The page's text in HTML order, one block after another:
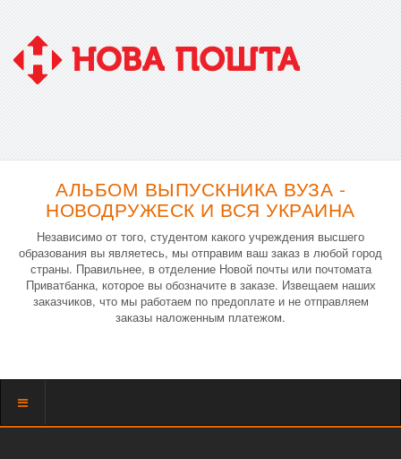
АЛЬБОМ ВЫПУСКНИКА ВУЗА -
НОВОДРУЖЕСК И ВСЯ УКРАИНА
Независимо от того, студентом какого учреждения высшего
образования вы являетесь, мы отправим ваш заказ в любой город
страны. Правильнее, в отделение Новой почты или почтомата
Приватбанка, которое вы обозначите в заказе. Извещаем наших
заказчиков, что мы работаем по предоплате и не отправляем
заказы наложенным платежом.
Показать